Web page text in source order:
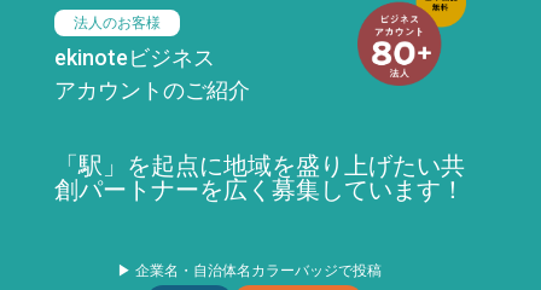
法人のお客様
ekinoteビジネス
アカウントのご紹介
「駅」を起点に地域を盛り上げたい共
創パートナーを広く募集しています！
▶ 企業名・自治体名カラーバッジで投稿